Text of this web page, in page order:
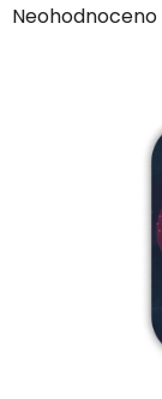
Průměrné
Neohodnoceno